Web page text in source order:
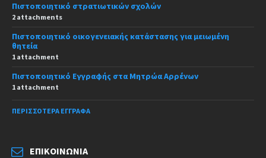
Πιστοποιητικό στρατιωτικών σχολών
2 attachments
Πιστοποιητικό οικογενειακής κατάστασης για μειωμένη
θητεία
1 attachment
Πιστοποιητικό Εγγραφής στα Μητρώα Αρρένων
1 attachment
ΠΕΡΙΣΣΌΤΕΡΑ ΈΓΓΡΑΦΑ
ΕΠΙΚΟΙΝΩΝΊΑ